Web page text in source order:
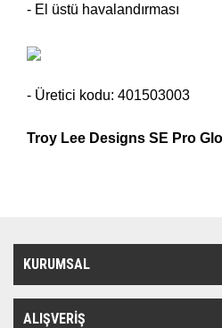
- El üstü havalandırması
- Üretici kodu: 401503003
Troy Lee Designs SE Pro
KURUMSAL
ALIŞVERİŞ